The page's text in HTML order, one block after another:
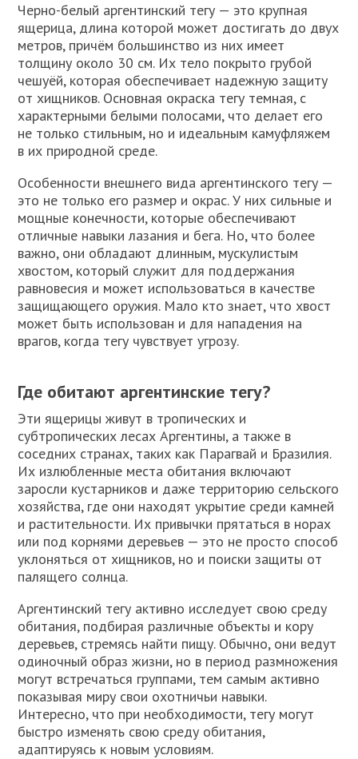
Черно-белый аргентинский тегу — это крупная
ящерица, длина которой может достигать до двух
метров, причём большинство из них имеет
толщину около 30 см. Их тело покрыто грубой
чешуёй, которая обеспечивает надежную защиту
от хищников. Основная окраска тегу темная, с
характерными белыми полосами, что делает его
не только стильным, но и идеальным камуфляжем
в их природной среде.
Особенности внешнего вида аргентинского тегу —
это не только его размер и окрас. У них сильные и
мощные конечности, которые обеспечивают
отличные навыки лазания и бега. Но, что более
важно, они обладают длинным, мускулистым
хвостом, который служит для поддержания
равновесия и может использоваться в качестве
защищающего оружия. Мало кто знает, что хвост
может быть использован и для нападения на
врагов, когда тегу чувствует угрозу.
Где обитают аргентинские тегу?
Эти ящерицы живут в тропических и
субтропических лесах Аргентины, а также в
соседних странах, таких как Парагвай и Бразилия.
Их излюбленные места обитания включают
заросли кустарников и даже территорию сельского
хозяйства, где они находят укрытие среди камней
и растительности. Их привычки прятаться в норах
или под корнями деревьев — это не просто способ
уклоняться от хищников, но и поиски защиты от
палящего солнца.
Аргентинский тегу активно исследует свою среду
обитания, подбирая различные объекты и кору
деревьев, стремясь найти пищу. Обычно, они ведут
одиночный образ жизни, но в период размножения
могут встречаться группами, тем самым активно
показывая миру свои охотничьи навыки.
Интересно, что при необходимости, тегу могут
быстро изменять свою среду обитания,
адаптируясь к новым условиям.